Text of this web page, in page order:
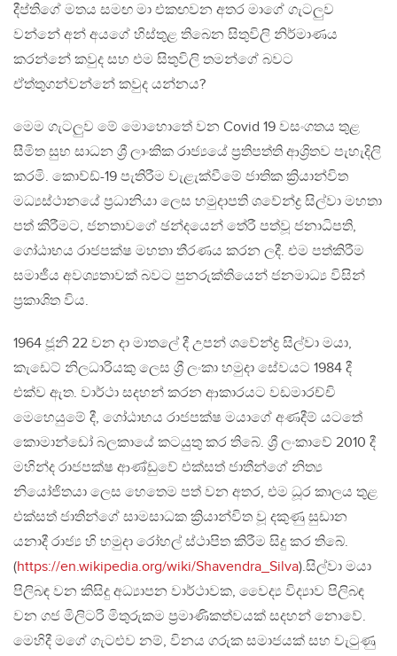
දීප්තිගේ මතය සමඟ මා එකඟවන අතර මාගේ ගැටලුව
වන්නේ අන් අයගේ හිස්තුළ තිබෙන සිතුවිලි නිර්මාණය
කරන්නේ කවුද සහ එම සිතුවිලි තමන්ගේ බවට
ඒත්තුගන්වන්නේ කවුද යන්නය?
මෙම ගැටලුව මේ මොහොතේ වන Covid 19 වසංගතය තුළ
සීමිත සුභ සාධන ශ්‍රී ලාංකික රාජ්‍යයේ ප්‍රතිපත්ති ආශ්‍රිතව පැහැදිලි
කරමි. කොව්ඩ්-19 පැතිරීම වැළැක්වීමේ ජාතික ක්‍රියාන්විත
මධ්‍යස්ථානයේ ප්‍රධානියා ලෙස හමුදාපති ශවේන්ද්‍ර සිල්වා මහතා
පත් කිරීමට, ජනතාවගේ ඡන්දයෙන් තේරී පත්වූ ජනාධිපති,
ගෝඨාභය රාජපක්ෂ මහතා තීරණය කරන ලදී. එම පත්කිරීම
සමාජීය අවශ්‍යතාවක් බවට පුනරුක්තියෙන් ජනමාධ්‍ය විසින්
ප්‍රකාශිත විය.
1964 ජූනි 22 වන දා මාතලේ දී උපන් ශවේන්ද්‍ර සිල්වා මයා,
කැඩෙට් නිලධාරියකු ලෙස ශ්‍රී ලංකා හමුදා සේවයට 1984 දී
එක්ව ඇත. වාර්ථා සදහන් කරන ආකාරයට වඩමාරච්චි
මෙහෙයුමේ දී, ගෝඨාභය රාජපක්ෂ මයාගේ අණදීම් යටතේ
කොමාන්ඩෝ බලකායේ කටයුතු කර තිබේ. ශ්‍රී ලංකාවේ 2010 දී
මහින්ද රාජපක්ෂ ආණ්ඩුවේ එක්සත් ජාතීන්ගේ නිත්‍ය
නියෝජිතයා ලෙස හෙතෙම පත් වන අතර, එම ධූර කාලය තුළ
එක්සත් ජාතින්ගේ සාමසාධක ක්‍රියාන්විත වූ දකුණු සුඩාන
යනාදී රාජ්‍ය හි හමුදා රෝහල් ස්ථාපිත කිරීම සිදු කර තිබේ.
(https://en.wikipedia.org/wiki/Shavendra_Silva).සිල්වා මයා
පිලිබඳ වන කිසිදු අධ්‍යාපන වාර්ථාවක, වෛද්‍ය විද්‍යාව පිලිබඳ
වන ගජ මිලිටරි මිතුරුකම ප්‍රමාණිකත්වයක් සදහන් නොවේ.
මෙහිදී මගේ ගැටළුව නම්, විනය ගරුක සමාජයක් සහ වැටුණු